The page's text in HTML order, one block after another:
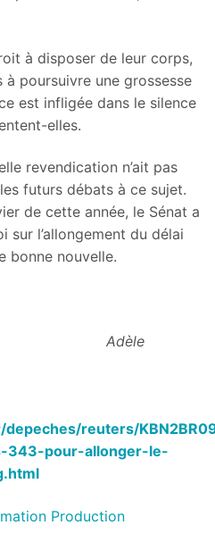
à disposer de leur corps,
poursuivre une grossesse
est infligée dans le silence
elles.
revendication n’ait pas
futurs débats à ce sujet.
de cette année, le Sénat a
l’allongement du délai
bonne nouvelle.
reuters/
343-pour-allonger-le-
Production